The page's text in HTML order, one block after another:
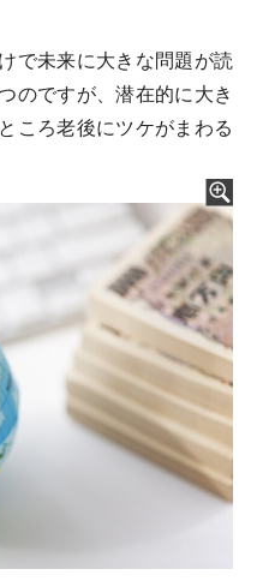
で未来に大きな問題が読
のですが、潜在的に大き
ころ老後にツケがまわる